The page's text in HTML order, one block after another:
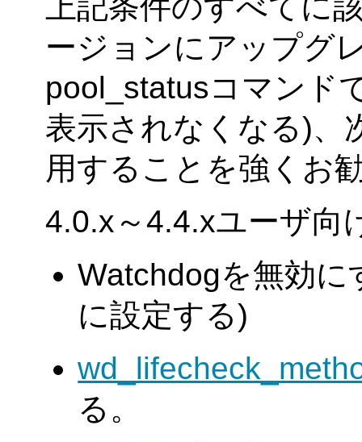
ージョンにアップグ
pool_statusコマンド
表示されなくなる)、
用することを強くお
4.0.x～4.4.xユーザ向
Watchdogを無効に
に設定する)
る。